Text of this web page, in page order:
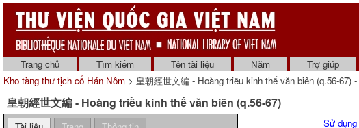
Trang chủ Tìm kiếm Tên tài liệu Năm
Trợ giúp
Kho tàng thư tịch cổ Hán Nôm > 皇朝經世文編 - Hoàng triều kinh thế văn biên (q.56-67) -
皇朝經世文編 - Hoàng triều kinh thế văn biên (q.56-67)
Sử dụng